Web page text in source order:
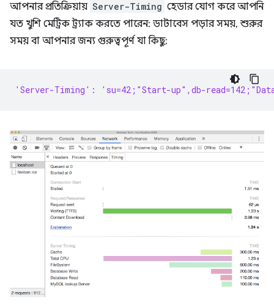
আপনার প্রতিক্রিয়ায় Server-Timing হেডার যোগ করে আপনি
যত খুশি মেট্রিক ট্র্যাক করতে পারেন: ডাটাবেস পড়ার সময়, শুরুর
সময় বা আপনার জন্য গুরুত্বপূর্ণ যা কিছু:
'Server-Timing': 'su=42;"Start-up",db-